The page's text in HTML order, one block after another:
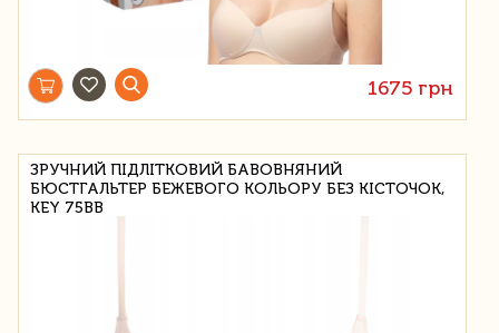
1675 грн
ЗРУЧНИЙ ПІДЛІТКОВИЙ БАВОВНЯНИЙ
БЮСТГАЛЬТЕР БЕЖЕВОГО КОЛЬОРУ БЕЗ КІСТОЧОК,
KEY 75BB